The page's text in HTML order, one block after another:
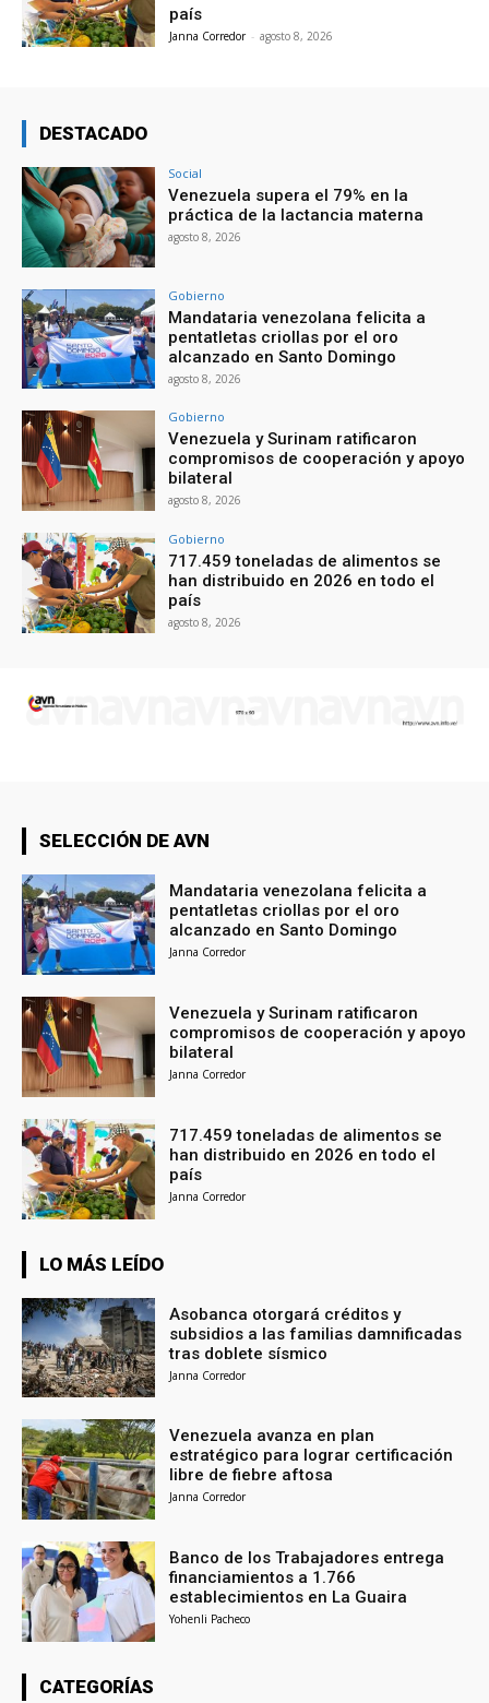
país
Janna Corredor - agosto 8, 2026
DESTACADO
Social
Venezuela supera el 79% en la
práctica de la lactancia materna
agosto 8, 2026
Gobierno
Mandataria venezolana felicita a
pentatletas criollas por el oro
alcanzado en Santo Domingo
agosto 8, 2026
Gobierno
Venezuela y Surinam ratificaron
compromisos de cooperación y apoyo
bilateral
agosto 8, 2026
Gobierno
717.459 toneladas de alimentos se
han distribuido en 2026 en todo el
país
agosto 8, 2026
SELECCIÓN DE AVN
Mandataria venezolana felicita a
pentatletas criollas por el oro
alcanzado en Santo Domingo
Janna Corredor
Venezuela y Surinam ratificaron
compromisos de cooperación y apoyo
bilateral
Janna Corredor
717.459 toneladas de alimentos se
han distribuido en 2026 en todo el
país
Janna Corredor
LO MÁS LEÍDO
Asobanca otorgará créditos y
subsidios a las familias damnificadas
tras doblete sísmico
Janna Corredor
Venezuela avanza en plan
estratégico para lograr certificación
libre de fiebre aftosa
Janna Corredor
Banco de los Trabajadores entrega
financiamientos a 1.766
establecimientos en La Guaira
Yohenli Pacheco
CATEGORÍAS